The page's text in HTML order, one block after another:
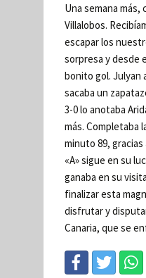
Una semana
Villalobos.
escapar los
sorpresa y desde
bonito gol. Julyan
sacaba un
3-0 lo anotaba
más. Completaba
minuto 89,
«A» sigue en su
ganaba en su
finalizar esta
disfrutar y
Canaria, que se